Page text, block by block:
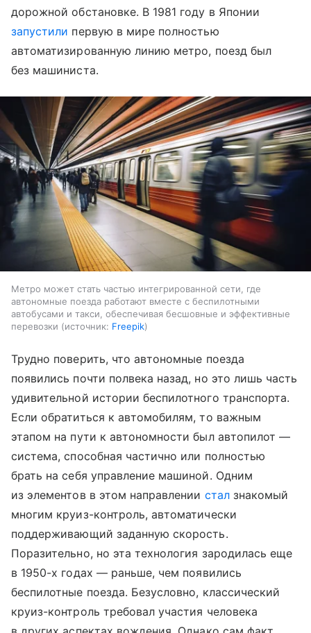
дорожной обстановке. В 1981 году в Японии
запустили первую в мире полностью
автоматизированную линию метро, поезд был
без машиниста.
Метро может стать частью интегрированной сети, где
автономные поезда работают вместе с беспилотными
автобусами и такси, обеспечивая бесшовные и эффективные
перевозки
источник: Freepik
Трудно поверить, что автономные поезда
появились почти полвека назад, но это лишь часть
удивительной истории беспилотного транспорта.
Если обратиться к автомобилям, то важным
этапом на пути к автономности был автопилот —
система, способная частично или полностью
брать на себя управление машиной. Одним
из элементов в этом направлении сталзнакомый
многим круиз-контроль, автоматически
поддерживающий заданную скорость.
Поразительно, но эта технология зародилась еще
в 1950-х годах — раньше, чем появились
беспилотные поезда. Безусловно, классический
круиз-контроль требовал участия человека